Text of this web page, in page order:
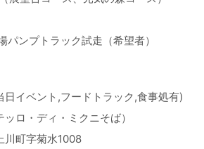
ンプトラック試走（希望者）
日イベント,フードトラック,食事処有)
ッロ・ディ・ミクニそば）
川町字菊水1008